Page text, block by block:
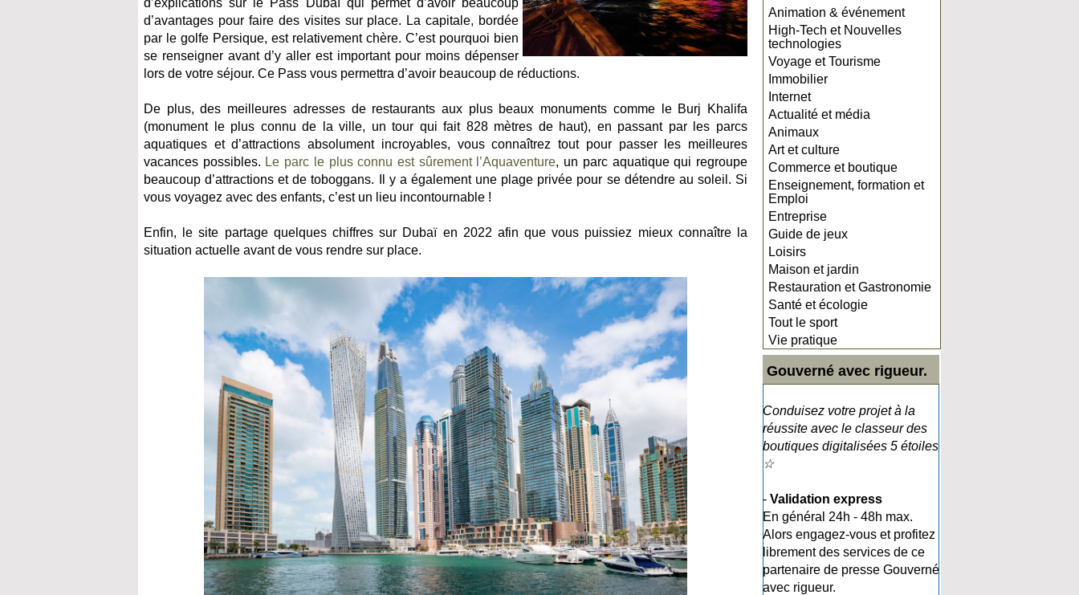
Animation & événement
High-Tech et Nouvelles
technologies
Voyage et Tourisme
Immobilier
Internet
Actualité et média
Animaux
Art et culture
Commerce et boutique
Enseignement, formation et
Emploi
Entreprise
Guide de jeux
Loisirs
Maison et jardin
Restauration et Gastronomie
Santé et écologie
Tout le sport
Vie pratique
Gouverné avec rigueur.
Conduisez votre projet à la
réussite avec le classeur des
boutiques digitalisées 5 étoiles
☆
- Validation express
En général 24h - 48h max.
Alors engagez-vous et profitez
librement des services de ce
partenaire de presse Gouverné
avec rigueur.
d’explications sur le Pass Dubaï qui permet d’avoir beaucoup
d’avantages pour faire des visites sur place. La capitale, bordée
par le golfe Persique, est relativement chère. C’est pourquoi bien
se renseigner avant d’y aller est important pour moins dépenser
lors de votre séjour. Ce Pass vous permettra d’avoir beaucoup de réductions.
De plus, des meilleures adresses de restaurants aux plus beaux monuments comme le Burj Khalifa
(monument le plus connu de la ville, un tour qui fait 828 mètres de haut), en passant par les parcs
aquatiques et d’attractions absolument incroyables, vous connaîtrez tout pour passer les meilleures
vacances possibles. Le parc le plus connu est sûrement l’Aquaventure, un parc aquatique qui regroupe
beaucoup d’attractions et de toboggans. Il y a également une plage privée pour se détendre au soleil. Si
vous voyagez avec des enfants, c’est un lieu incontournable !
Enfin, le site partage quelques chiffres sur Dubaï en 2022 afin que vous puissiez mieux connaître la
situation actuelle avant de vous rendre sur place.